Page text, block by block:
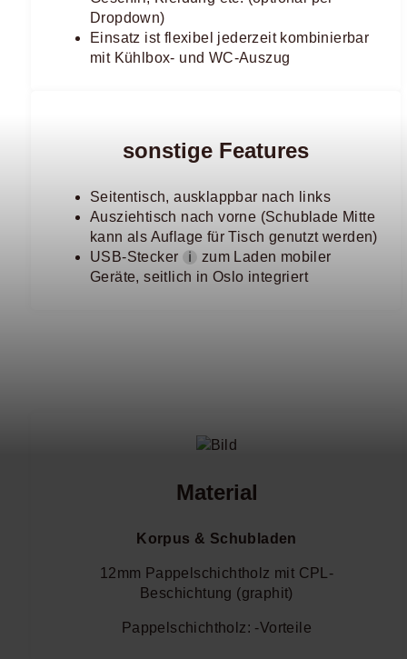
Dropdown)​
Einsatz ist flexibel jederzeit kombinierbar
mit Kühlbox- und WC-Auszug
sonstige Features
Seitentisch, ausklappbar nach links
Ausziehtisch nach vorne (Schublade Mitte
kann als Auflage für Tisch genutzt werden)
USB-Stecker
ℹ
zum Laden mobiler
Geräte, seitlich in Oslo integriert
Material
Korpus & Schubladen
12mm Pappelschichtholz mit CPL-
Beschichtung (graphit)
Pappelschichtholz: -Vorteile